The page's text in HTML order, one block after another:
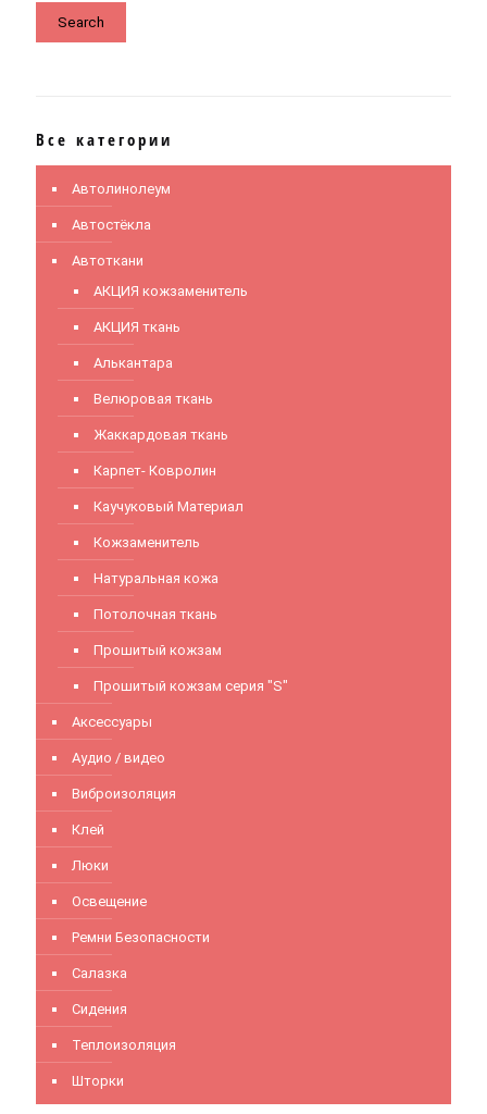
Search
Все категории
Автолинолеум
Автостёкла
Автоткани
АКЦИЯ кожзаменитель
АКЦИЯ ткань
Алькантара
Велюровая ткань
Жаккардовая ткань
Карпет- Ковролин
Каучуковый Материал
Кожзаменитель
Натуральная кожа
Потолочная ткань
Прошитый кожзам
Прошитый кожзам серия "S"
Аксессуары
Аудио / видео
Виброизоляция
Клей
Люки
Освещение
Ремни Безопасности
Салазка
Сидения
Теплоизоляция
Шторки